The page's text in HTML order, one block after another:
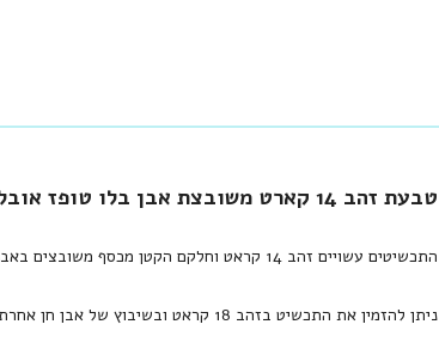
טבעת זהב 14 קארט משובצת אבן בלו טופז אובלית
התכשיטים עשויים זהב 14 קראט וחלקם הקטן מכסף משובצים באבני חן
ניתן להזמין את התכשיט בזהב 18 קראט ובשיבוץ של אבן חן אחרת.